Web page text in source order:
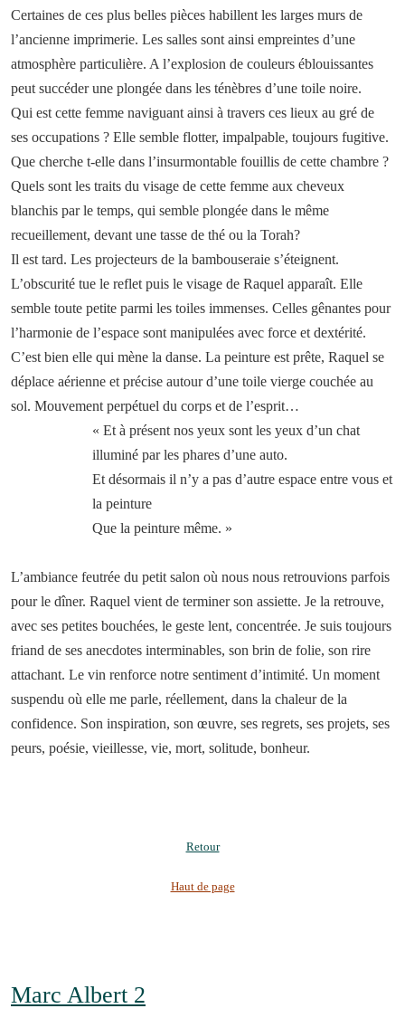
Certaines de ces plus belles pièces habillent les larges murs de
l’ancienne imprimerie. Les salles sont ainsi empreintes d’une
atmosphère particulière. A l’explosion de couleurs éblouissantes
peut succéder une plongée dans les ténèbres d’une toile noire.
Qui est cette femme naviguant ainsi à travers ces lieux au gré de
ses occupations ? Elle semble flotter, impalpable, toujours fugitive.
Que cherche t-elle dans l’insurmontable fouillis de cette chambre ?
Quels sont les traits du visage de cette femme aux cheveux
blanchis par le temps, qui semble plongée dans le même
recueillement, devant une tasse de thé ou la Torah?
Il est tard. Les projecteurs de la bambouseraie s’éteignent.
L’obscurité tue le reflet puis le visage de Raquel apparaît. Elle
semble toute petite parmi les toiles immenses. Celles gênantes pour
l’harmonie de l’espace sont manipulées avec force et dextérité.
C’est bien elle qui mène la danse. La peinture est prête, Raquel se
déplace aérienne et précise autour d’une toile vierge couchée au
sol. Mouvement perpétuel du corps et de l’esprit…
« Et à présent nos yeux sont les yeux d’un chat
illuminé par les phares d’une auto.
Et désormais il n’y a pas d’autre espace entre vous et
la peinture
Que la peinture même. »
L’ambiance feutrée du petit salon où nous nous retrouvions parfois
pour le dîner. Raquel vient de terminer son assiette. Je la retrouve,
avec ses petites bouchées, le geste lent, concentrée. Je suis toujours
friand de ses anecdotes interminables, son brin de folie, son rire
attachant. Le vin renforce notre sentiment d’intimité. Un moment
suspendu où elle me parle, réellement, dans la chaleur de la
confidence. Son inspiration, son œuvre, ses regrets, ses projets, ses
peurs, poésie, vieillesse, vie, mort, solitude, bonheur.
Retour
Haut de page
Marc Albert 2